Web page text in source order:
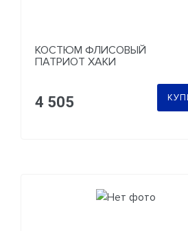
КОСТЮМ ФЛИСОВЫЙ
ПАТРИОТ ХАКИ
4 505